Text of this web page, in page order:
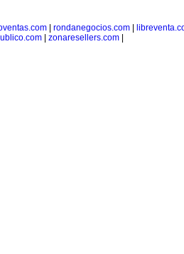
| rondanegocios.com|
zonaresellers.com